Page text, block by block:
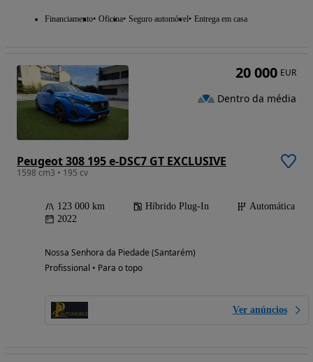
Financiamento Oficina Seguro automóvel Entrega em casa
Peugeot 308 195 e-DSC7 GT EXCLUSIVE
1598 cm3 • 195 cv
123 000 km Híbrido Plug-In
Automática
2022
Nossa Senhora da Piedade (Santarém)
Profissional • Para o topo
Ver anúncios
20 000 EUR
Dentro da média